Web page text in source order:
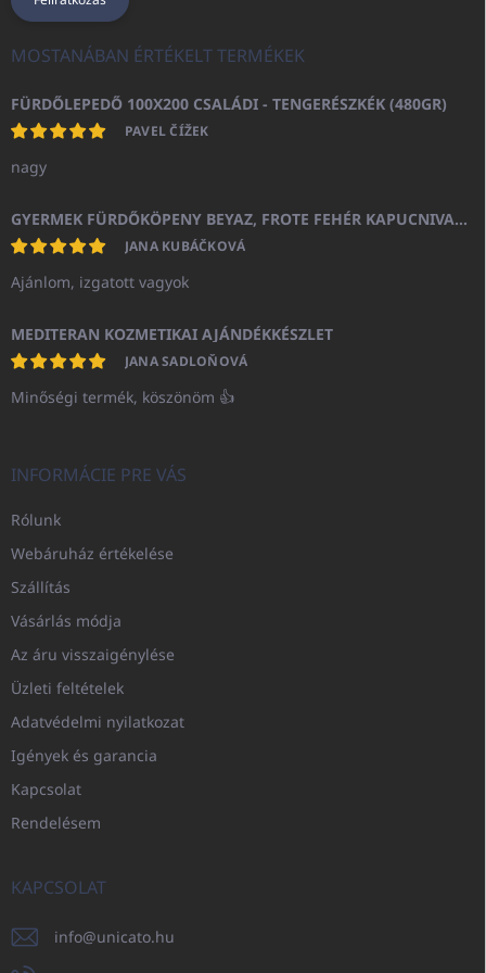
MOSTANÁBAN ÉRTÉKELT TERMÉKEK
FÜRDŐLEPEDŐ 100X200 CSALÁDI - TENGERÉSZKÉK (480GR)
PAVEL ČÍŽEK
nagy
GYERMEK FÜRDŐKÖPENY BEYAZ, FROTE FEHÉR KAPUCNIVAL (400GR)
JANA KUBÁČKOVÁ
Ajánlom, izgatott vagyok
MEDITERAN KOZMETIKAI AJÁNDÉKKÉSZLET
JANA SADLOŇOVÁ
Minőségi termék, köszönöm 👍
INFORMÁCIE PRE VÁS
Rólunk
Webáruház értékelése
Szállítás
Vásárlás módja
Az áru visszaigénylése
Üzleti feltételek
Adatvédelmi nyilatkozat
Igények és garancia
Kapcsolat
Rendelésem
KAPCSOLAT
info@unicato.hu